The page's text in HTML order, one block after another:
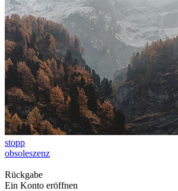
stopp
obsoleszenz
Rückgabe
Ein Konto eröffnen